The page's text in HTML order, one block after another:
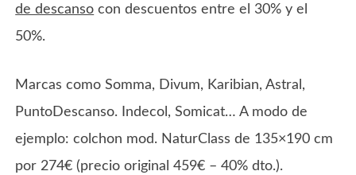
de descanso con descuentos entre el 30% y el
50%.
Marcas como Somma, Divum, Karibian, Astral,
PuntoDescanso. Indecol, Somicat… A modo de
ejemplo: colchon mod. NaturClass de 135×190 cm
por 274€ (precio original 459€ – 40% dto.).